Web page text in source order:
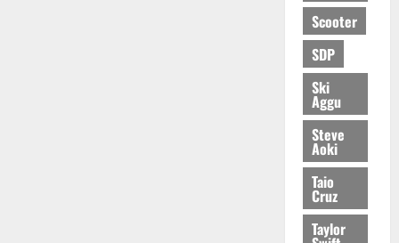
Scooter
SDP
Ski
Aggu
Steve
Aoki
Taio
Cruz
Taylor